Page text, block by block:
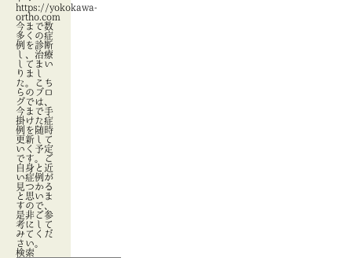
https://yokokawa-
ortho.com
今まで数
多くの症
例を診断
し、治療
してまい
りまし
た。こち
らのブロ
グでは、
今まで手
掛けた症
例を随時
更新して
いく予定
です。ご
自身と近
い症例が
見つかる
と思いま
すので、
是非ご参
考にして
みてくだ
さい。
検索